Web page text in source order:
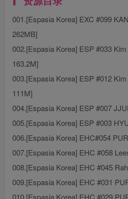
001.[Espasia Korea] EXC #099
262MB]
002.[Espasia Korea] ESP #033
163.2M]
003.[Espasia Korea] ESP #012
111M]
004.[Espasia Korea] ESP #007
005.[Espasia Korea] ESP #003
006.[Espasia Korea] EHC#054
007.[Espasia Korea] EHC #058
008.[Espasia Korea] EHC #045
009.[Espasia Korea] EHC #031
010.[Espasia Korea] EHC #029